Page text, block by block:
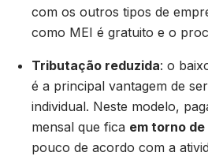
com os outros tipos de
como MEI é gratuito e o
Tributação reduzida: o
é a principal vantagem de
individual. Neste modelo,
mensal que fica em torno de
pouco de acordo com a